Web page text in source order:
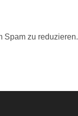
Spam zu reduzieren.